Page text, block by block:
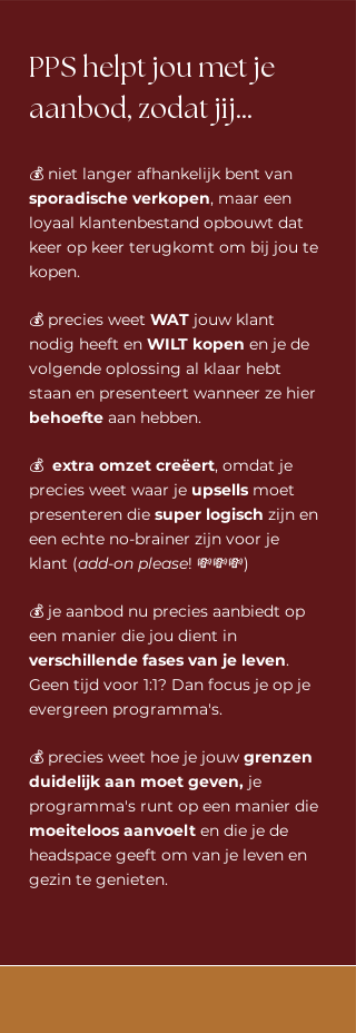
PPS helpt jou met je
aanbod, zodat jij...
​💰 niet langer afhankelijk bent van
sporadische verkopen, maar een
loyaal klantenbestand opbouwt dat
keer op keer terugkomt om bij jou te
kopen.
💰 precies weet WAT jouw klant
nodig heeft en WILT kopen en je de
volgende oplossing al klaar hebt
staan en presenteert wanneer ze hier
behoefte aan hebben.
💰 extra omzet creëert, omdat je
precies weet waar je upsells moet
presenteren die super logisch zijn en
een echte no-brainer zijn voor je
klant (add-on please! 💸💸💸)
💰 je aanbod nu precies aanbiedt op
een manier die jou dient in
verschillende fases van je leven.
Geen tijd voor 1:1? Dan focus je op je
evergreen programma's.
💰 precies weet hoe je jouw grenzen
duidelijk aan moet geven, je
programma's runt op een manier die
moeiteloos aanvoelt en die je de
headspace geeft om van je leven en
gezin te genieten.